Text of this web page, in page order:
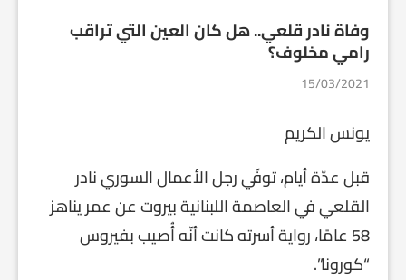
وفاة نادر قلعي.. هل كان العين التي تراقب
رامي مخلوف؟
15/03/2021
يونس الكريم
قبل عدّة أيام، توفّي رجل الأعمال السوري نادر
القلعي في العاصمة اللبنانية بيروت عن عمر يناهز
58 عامًا، رواية أسرته كانت أنّه أُصيب بفيروس
“كورونا”.